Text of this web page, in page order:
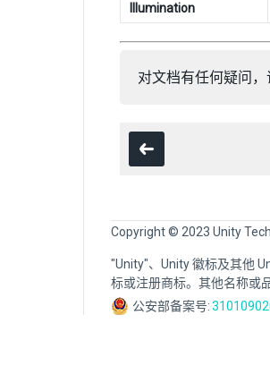
Illumination
对文档有任何疑问，
Copyright © 2023 Unity
"Unity"、Unity 徽标及其他
标或注册商标。其他名称或
公安部备案号: